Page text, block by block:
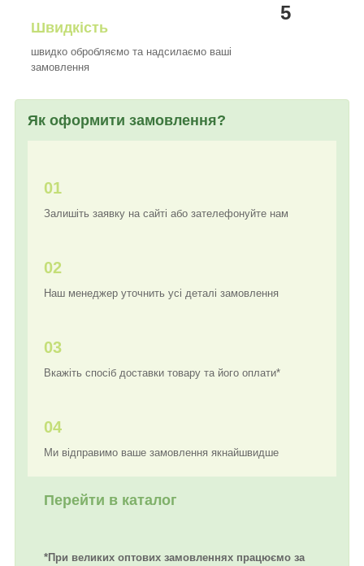
5
Швидкість
швидко обробляємо та надсилаємо ваші
замовлення
Як оформити замовлення?
01
Залишіть заявку на сайті або зателефонуйте нам
02
Наш менеджер уточнить усі деталі замовлення
03
Вкажіть спосіб доставки товару та його оплати*
04
Ми відправимо ваше замовлення якнайшвидше
Перейти в каталог
*При великих оптових замовленнях працюємо за